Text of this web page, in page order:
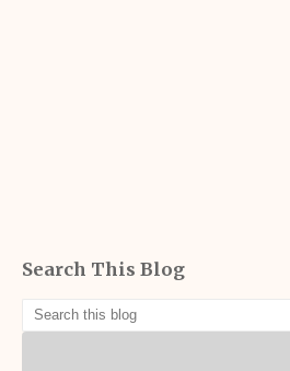
Search This Blog